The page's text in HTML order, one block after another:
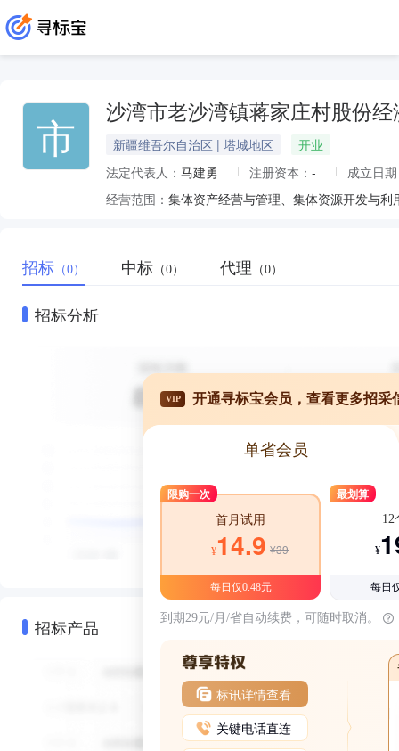
市 沙湾市老沙湾镇蒋家庄村股份经
新疆维吾尔自治区 | 塔城地区
开业
法定代表人： 马建勇 注册资本： -
成立日
经营范围： 集体资产经营与管理、集体资源开发与
招标 （0） 中标 （0） 代理 （0）
招标分析
招标产品
VIP 开通寻标宝会员，查看更多招采
单省会员
限购一次
首月试用
¥14.9 ¥39
每日仅0.48元
最划算
12
¥
每日
到期29元/月/省自动续费，可随时取消。
标讯详情查看
关键电话直连